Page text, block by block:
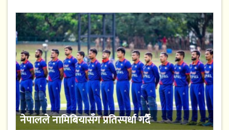
नेपालले नामिबियासँग प्रतिस्पर्धा गर्दै